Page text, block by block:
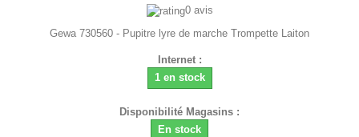
0 avis
Gewa 730560 - Pupitre lyre de marche Trompette Laiton
Internet :
1 en stock
Disponibilité Magasins :
En stock